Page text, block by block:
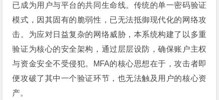
已成为用户与平台的共同生命线。传统的单一密码验证
模式，因其固有的脆弱性，已无法抵御现代化的网络攻
击。为应对日益复杂的网络威胁，本系统构建了以多重
验证为核心的安全架构，通过层层设防，确保账户主权
与资金安全不受侵犯。MFA的核心思想在于，攻击者即
便攻破了其中一个验证环节，也无法触及用户的核心资
产。